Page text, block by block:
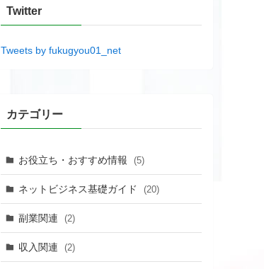
Twitter
Tweets by fukugyou01_net
カテゴリー
お役立ち・おすすめ情報 (5)
ネットビジネス基礎ガイド (20)
副業関連 (2)
収入関連 (2)